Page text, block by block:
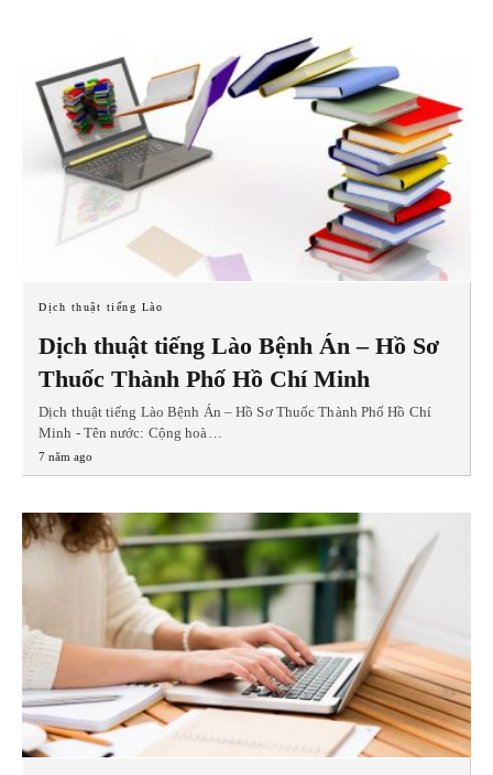
Dịch thuật tiếng Lào
Dịch thuật tiếng Lào Bệnh Án – Hồ Sơ
Thuốc Thành Phố Hồ Chí Minh
Dịch thuật tiếng Lào Bệnh Án – Hồ Sơ Thuốc Thành Phố Hồ Chí
Minh - Tên nước: Cộng hoà…
7 năm ago